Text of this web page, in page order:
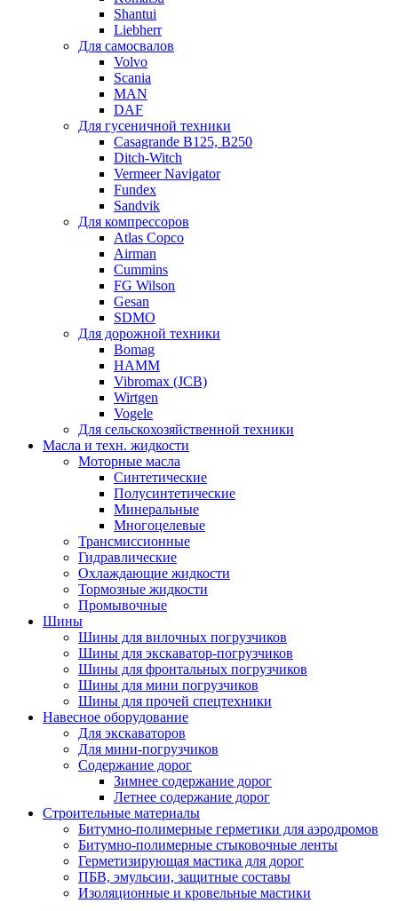
Shantui
Liebherr
Для самосвалов
Volvo
Scania
MAN
DAF
Для гусеничной техники
Casagrande B125, B250
Ditch-Witch
Vermeer Navigator
Fundex
Sandvik
Для компрессоров
Atlas Copco
Airman
Cummins
FG Wilson
Gesan
SDMO
Для дорожной техники
Bomag
HAMM
Vibromax (JCB)
Wirtgen
Vogele
Для сельскохозяйственной техники
Масла и техн. жидкости
Моторные масла
Синтетические
Полусинтетические
Минеральные
Многоцелевые
Трансмиссионные
Гидравлические
Охлаждающие жидкости
Тормозные жидкости
Промывочные
Шины
Шины для вилочных погрузчиков
Шины для экскаватор-погрузчиков
Шины для фронтальных погрузчиков
Шины для мини погрузчиков
Шины для прочей спецтехники
Навесное оборудование
Для экскаваторов
Для мини-погрузчиков
Содержание дорог
Зимнее содержание дорог
Летнее содержание дорог
Строительные материалы
Битумно-полимерные герметики для аэродромов
Битумно-полимерные стыковочные ленты
Герметизирующая мастика для дорог
ПБВ, эмульсии, защитные составы
Изоляционные и кровельные мастики